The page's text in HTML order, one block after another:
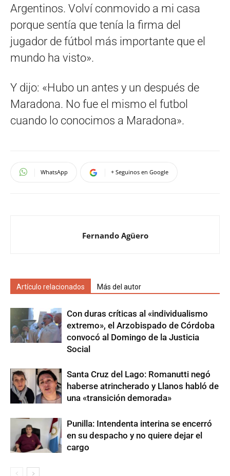
Argentinos. Volví conmovido a mi casa
porque sentía que tenía la firma del
jugador de fútbol más importante que el
mundo ha visto».
Y dijo: «Hubo un antes y un después de
Maradona. No fue el mismo el futbol
cuando lo conocimos a Maradona».
WhatsApp + Seguinos en Google
Fernando Agüero
Artículo relacionados Más del autor
Con duras críticas al «individualismo
extremo», el Arzobispado de Córdoba
convocó al Domingo de la Justicia
Social
Santa Cruz del Lago: Romanutti negó
haberse atrincherado y Llanos habló de
una «transición demorada»
Punilla: Intendenta interina se encerró
en su despacho y no quiere dejar el
cargo